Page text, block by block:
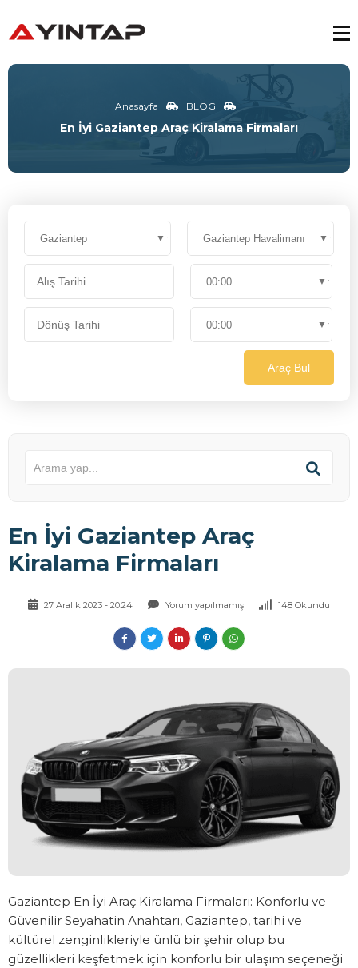
Anasayfa BLOG
En İyi Gaziantep Araç Kiralama Firmaları
Araç Bul
En İyi Gaziantep Araç
Kiralama Firmaları
27 Aralık 2023 - 20:24 Yorum yapılmamış 148 Okundu
Gaziantep En İyi Araç Kiralama Firmaları: Konforlu ve
Güvenilir Seyahatin Anahtarı, Gaziantep, tarihi ve
kültürel zenginlikleriyle ünlü bir şehir olup bu
güzellikleri keşfetmek için konforlu bir ulaşım seçeneği